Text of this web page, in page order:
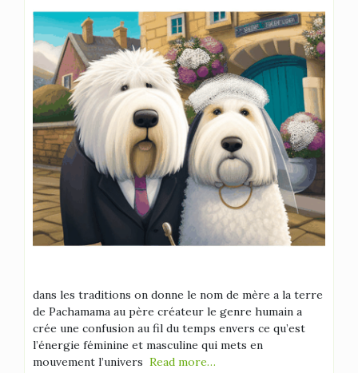
dans les traditions on donne le nom de mère a la terre
de Pachamama au père créateur le genre humain a
crée une confusion au fil du temps envers ce qu’est
l’énergie féminine et masculine qui mets en
mouvement l’univers Read more…